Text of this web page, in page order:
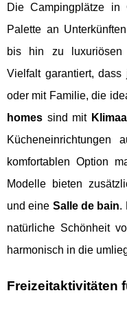
Die Campingplätze in
Palette an
bis hin zu luxuriösen
Vielfalt garantiert,
oder mit Familie, die
homes sind mit
Kücheneinrichtungen
komfortablen Option
Modelle bieten
und eine Salle de bain.
natürliche Schönheit
harmonisch in die
Freizeitaktivitäten